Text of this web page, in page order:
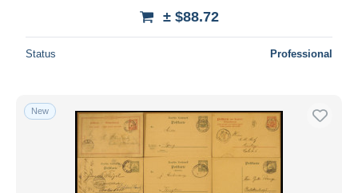
± $88.72
Status Professional
New